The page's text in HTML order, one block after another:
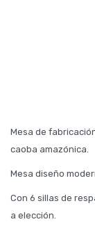
Mesa de
caoba amazónica.
Mesa diseño
Con 6 sillas de
a elección.